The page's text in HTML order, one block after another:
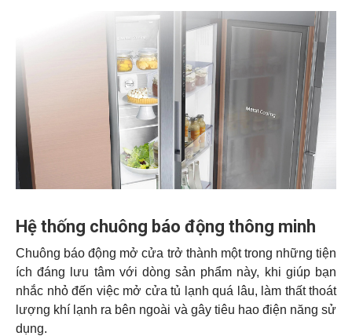
Hệ thống chuông báo động thông minh
Chuông báo động mở cửa trở thành một trong những tiện
ích đáng lưu tâm với dòng sản phẩm này, khi giúp bạn
nhắc nhỏ đến việc mở cửa tủ lạnh quá lâu, làm thất thoát
lượng khí lạnh ra bên ngoài và gây tiêu hao điện năng sử
dụng.